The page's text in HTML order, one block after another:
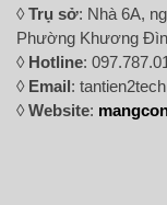
◊Trụ sở: Nhà 6A,
Phường Khương
◊ Hotline:
◊ Email:
◊Website: